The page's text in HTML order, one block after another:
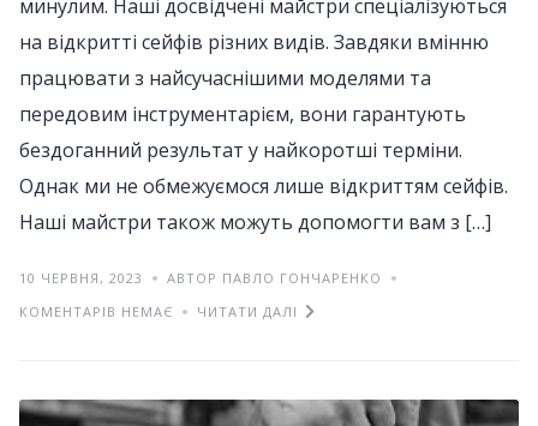
минулим. Наші досвідчені майстри спеціалізуються
на відкритті сейфів різних видів. Завдяки вмінню
працювати з найсучаснішими моделями та
передовим інструментарієм, вони гарантують
бездоганний результат у найкоротші терміни.
Однак ми не обмежуємося лише відкриттям сейфів.
Наші майстри також можуть допомогти вам з […]
10 ЧЕРВНЯ, 2023
АВТОР ПАВЛО ГОНЧАРЕНКО
КОМЕНТАРІВ НЕМАЄ
ЧИТАТИ ДАЛІ